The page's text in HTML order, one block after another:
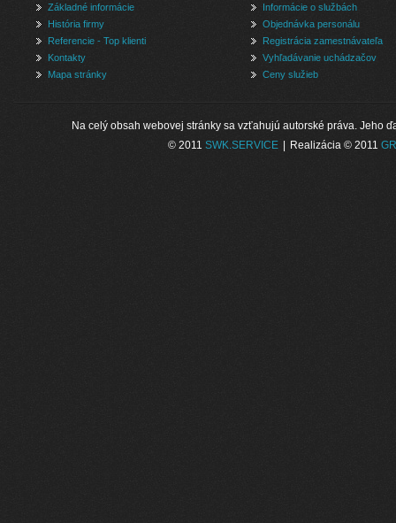
Základné informácie
História firmy
Referencie - Top klienti
Kontakty
Mapa stránky
Informácie o službách
Objednávka personálu
Registrácia zamestnávateľa
Vyhľadávanie uchádzačov
Ceny služieb
Na celý obsah webovej stránky sa vzťahujú autorské práva. Jeho
© 2011SWK.SERVICE | Realizácia © 2011